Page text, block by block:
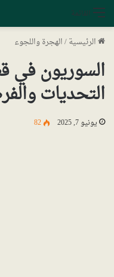
القائمة
الرئيسية/الهجرة واللجوء
السوريون في
التحديات
يونيو 7, 2025 82